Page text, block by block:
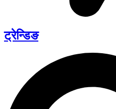
ट्रेन्डिङ